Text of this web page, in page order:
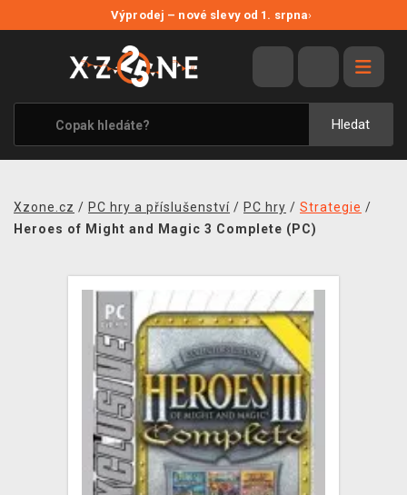
Výprodej – nové slevy od 1. srpna›
Hledat
VÝPRODEJ
VIDEOHRY
XZONE ORIGINALS
TÉMATIKY
MERCHANDISE
PRODEJNY
XZONE KLUB
Xzone.cz / PC hry a příslušenství / PC hry / Strategie /
Heroes of Might and Magic 3 Complete (PC)